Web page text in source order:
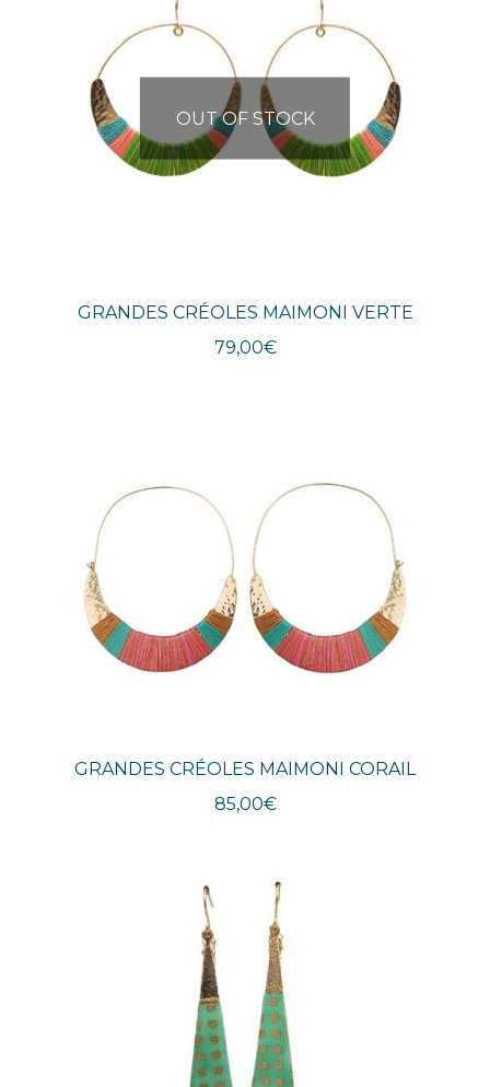
OUT OF STOCK
GRANDES CRÉOLES MAIMONI VERTE
79,00€
GRANDES CRÉOLES MAIMONI CORAIL
85,00€